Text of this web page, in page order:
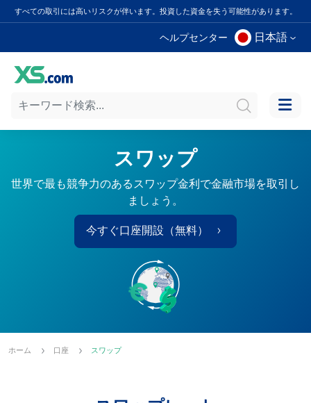
すべての取引には高いリスクが伴います。投資した資金を失う可能性があります。
ヘルプセンター 日本語
スワップ
世界で最も競争力のあるスワップ金利で金融市場を取引し
ましょう。
今すぐ口座開設（無料）
ホーム 口座 スワップ